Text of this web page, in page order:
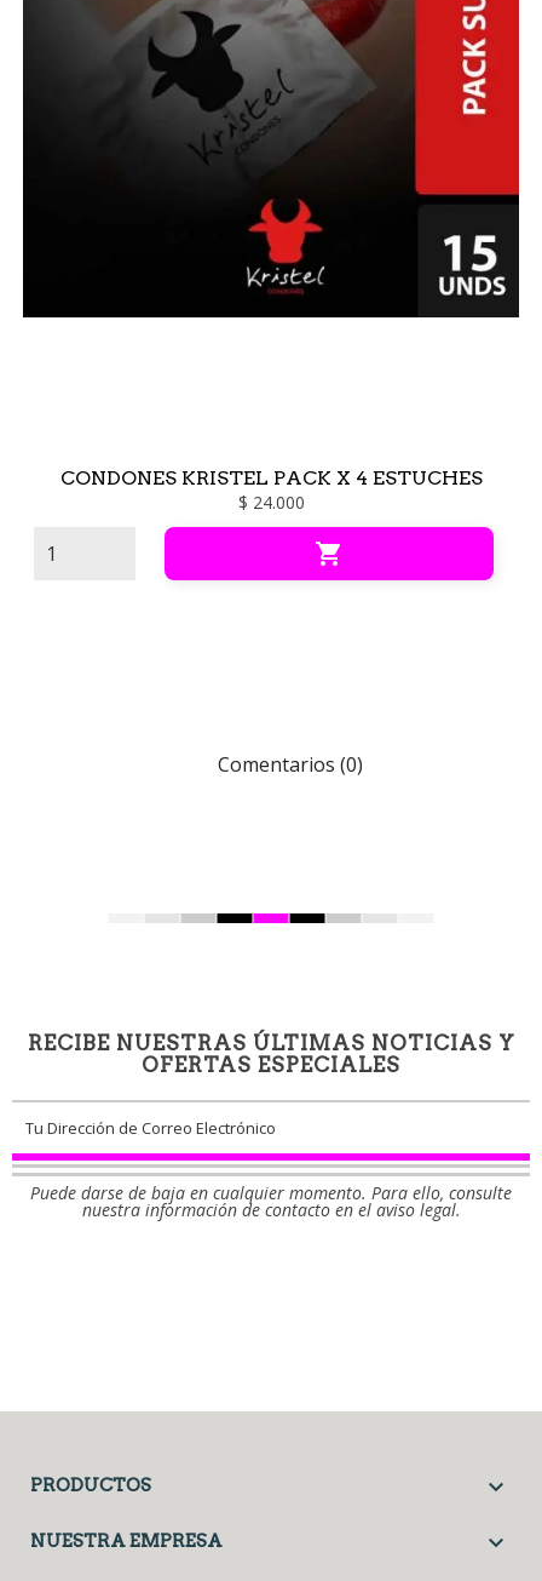
CONDONES KRISTEL PACK X 4 ESTUCHES
$ 24.000

Comentarios (0)
RECIBE NUESTRAS ÚLTIMAS NOTICIAS Y
OFERTAS ESPECIALES
Puede darse de baja en cualquier momento. Para ello, consulte
nuestra información de contacto en el aviso legal.
PRODUCTOS 
NUESTRA EMPRESA 